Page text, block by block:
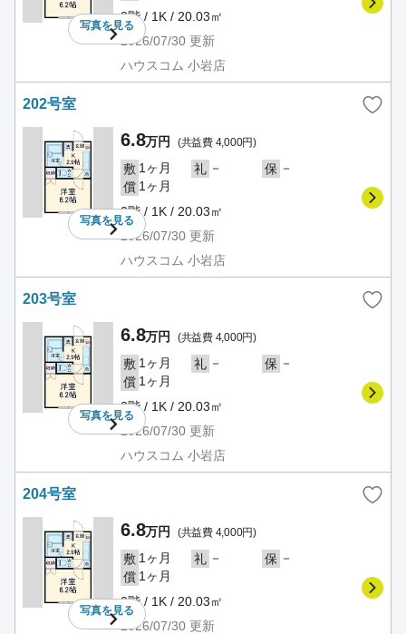
写真を見る
2階 / 1K / 20.03㎡
2026/07/30 更新
ハウスコム 小岩店
202号室
写真を見る
6.8万円 (共益費 4,000円)
敷 1ヶ月 礼 － 保 －
償 1ヶ月
2階 / 1K / 20.03㎡
2026/07/30 更新
ハウスコム 小岩店
203号室
写真を見る
6.8万円 (共益費 4,000円)
敷 1ヶ月 礼 － 保 －
償 1ヶ月
2階 / 1K / 20.03㎡
2026/07/30 更新
ハウスコム 小岩店
204号室
写真を見る
6.8万円 (共益費 4,000円)
敷 1ヶ月 礼 － 保 －
償 1ヶ月
2階 / 1K / 20.03㎡
2026/07/30 更新